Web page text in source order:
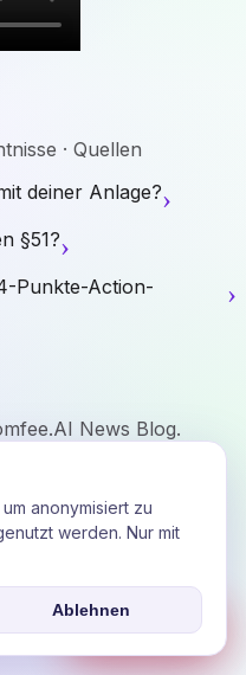
· Quellen
deiner Anlage?›
§51?›
Punkte-Action-
›
News Blog.
, um anonymisiert zu
werden. Nur mit
Ablehnen
☎